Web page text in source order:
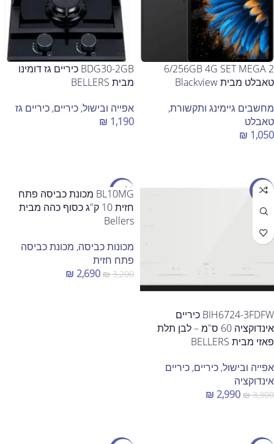
6/256GB 4G SET MEGA 2
טאבלט מבית Blackview
מחשבים גיימינג ותקשורת,
טאבלט
₪ 1,050
BDG30-2GB כיריים גז דומינו
מבית BELLERS
אפייה ובישול, כיריים, כיריים גז
₪ 1,190
מבצע
BIH6724-3FDFW כיריים
אינדוקציה 60 ס"מ – לבן תלת
פאזי מבית BELLERS
אפייה ובישול, כיריים, כיריים
אינדוקציה
₪3,300
₪ 2,990
מבצע
BL10MG מכונת כביסה פתח
חזית 10 ק"ג כסוף כהה מבית
Bellers
מכונות כביסה, מכונת כביסה
פתח חזית
₪3,200
₪ 2,690